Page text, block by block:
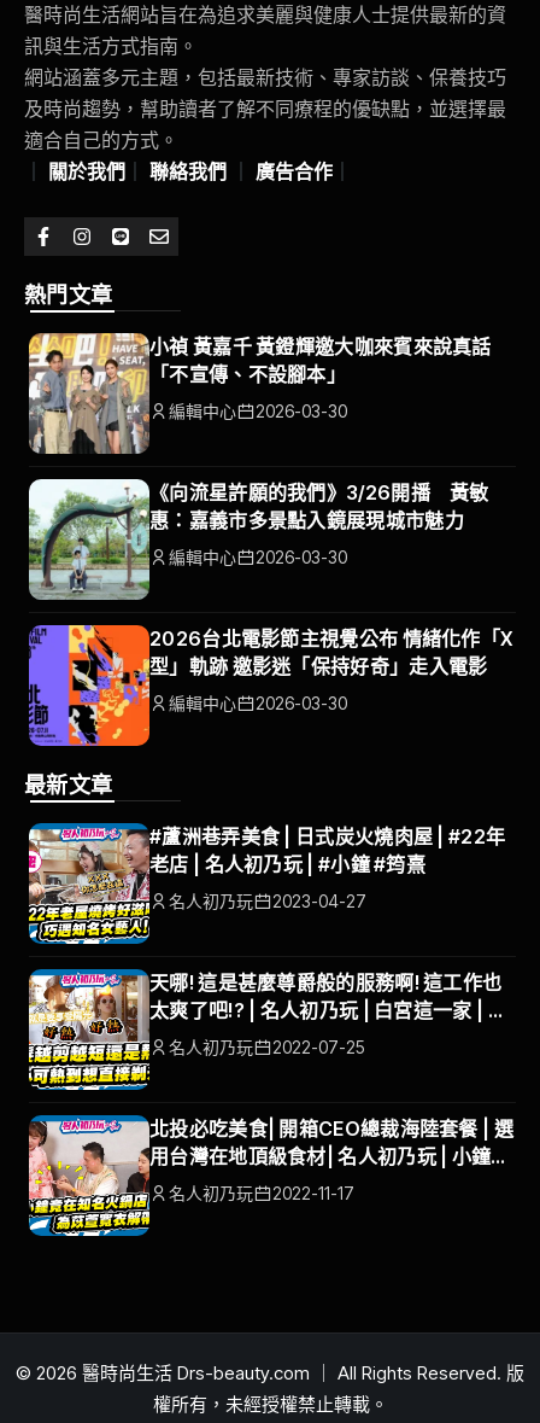
醫時尚生活網站旨在為追求美麗與健康人士提供最新的資
訊與生活方式指南。
網站涵蓋多元主題，包括最新技術、專家訪談、保養技巧
及時尚趨勢，幫助讀者了解不同療程的優缺點，並選擇最
適合自己的方式。
關於我們 聯絡我們 廣告合作
熱門文章
小禎 黃嘉千 黃鐙輝邀大咖來賓來說真話
「不宣傳、不設腳本」
編輯中心 2026-03-30
《向流星許願的我們》3/26開播 黃敏
惠：嘉義市多景點入鏡展現城市魅力
編輯中心 2026-03-30
2026台北電影節主視覺公布 情緒化作「X
型」軌跡 邀影迷「保持好奇」走入電影
編輯中心 2026-03-30
最新文章
#蘆洲巷弄美食 | 日式炭火燒肉屋 | #22年
老店 | 名人初乃玩 | #小鐘 #筠熹
名人初乃玩 2023-04-27
天哪! 這是甚麼尊爵般的服務啊! 這工作也
太爽了吧!? | 名人初乃玩 | 白宮這一家 | 白
吉勝 | 徐小可
名人初乃玩 2022-07-25
北投必吃美食| 開箱CEO總裁海陸套餐 | 選
用台灣在地頂級食材| 名人初乃玩 | 小鐘、
巫苡萱
名人初乃玩 2022-11-17
© 2026 醫時尚生活 Drs-beauty.com ｜ All Rights Reserved. 版
權所有，未經授權禁止轉載。